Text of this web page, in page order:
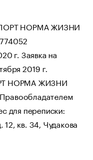
НОРМА ЖИЗНИ
г. Заявка на
2019 г.
НОРМА ЖИЗНИ
для переписки:
кв. 34, Чудакова